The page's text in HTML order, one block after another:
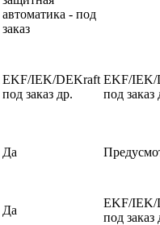
автоматика - под
заказ
EKF/IEK/DEKraft
под заказ др.
EKF/IEK/
под заказ
Да
Да
EKF/IEK/
под заказ